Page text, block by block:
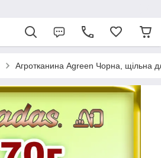
Агротканина Agreen Чорна, щільна